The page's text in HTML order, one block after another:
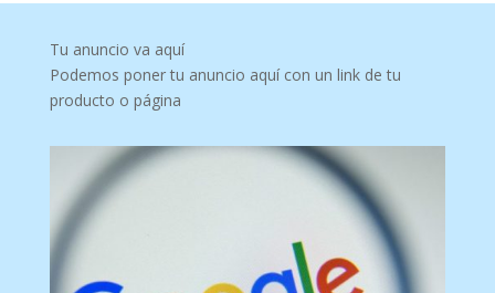
Tu anuncio va aquí
Podemos poner tu anuncio aquí con un link de tu
producto o página